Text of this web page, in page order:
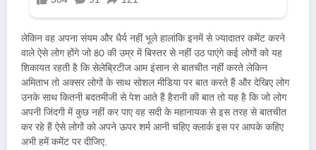
लेकिन वह अपना संयम और धैर्य नहीं भूले हालांकि इनमें से ज्यादातर कमेंट करने
वाले ऐसे लोग होंगे जो 80 की उम्र में बिस्तर से नहीं उठ पाएंगे कई लोगों को यह
शिकायत रहती है कि सेलेब्रिटीज आम इंसान से बातचीत नहीं करते लेकिन
अमिताभ तो अक्सर लोगों के साथ सोशल मीडिया पर बात करते हैं और देखिए लोग
उनके साथ कितनी बदतमीजी से पेश आते हैं हैरानी की बात तो यह है कि जो लोग
अपनी जिंदगी में कुछ नहीं कर पाए वह सदी के महानायक से इस तरह से बातचीत
कर रहे हैं ऐसे लोगों को अपने ऊपर शर्म आनी चहिए क्लार्क इस पर आपके कहिए
अभी हमें कमेंट पर दीजिए.